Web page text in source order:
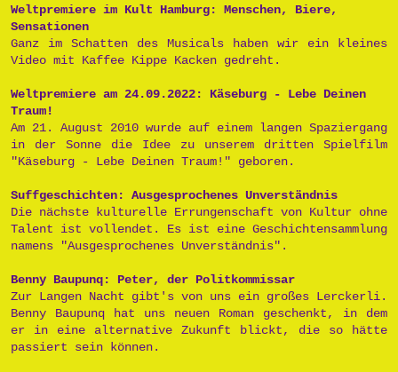
Weltpremiere im Kult Hamburg: Menschen, Biere,
Sensationen
Ganz im Schatten des Musicals haben wir ein kleines
Video mit Kaffee Kippe Kacken gedreht.
Weltpremiere am 24.09.2022: Käseburg - Lebe Deinen
Traum!
Am 21. August 2010 wurde auf einem langen Spaziergang
in der Sonne die Idee zu unserem dritten Spielfilm
"Käseburg - Lebe Deinen Traum!" geboren.
Suffgeschichten: Ausgesprochenes Unverständnis
Die nächste kulturelle Errungenschaft von Kultur ohne
Talent ist vollendet. Es ist eine Geschichtensammlung
namens "Ausgesprochenes Unverständnis".
Benny Baupunq: Peter, der Politkommissar
Zur Langen Nacht gibt's von uns ein großes Lerckerli.
Benny Baupunq hat uns neuen Roman geschenkt, in dem
er in eine alternative Zukunft blickt, die so hätte
passiert sein können.